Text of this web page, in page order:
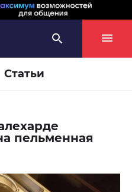
Статьи
пельменная